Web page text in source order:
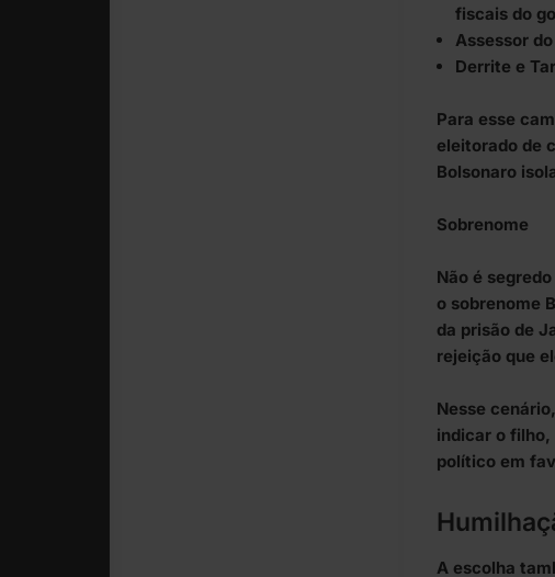
fiscais do
Assessor
Derrite e
Para esse
eleitorado de
Bolsonaro
Sobrenome
Não é
o sobrenome
da prisão de
rejeição que
Nesse
indicar o filho,
político em
A escolha